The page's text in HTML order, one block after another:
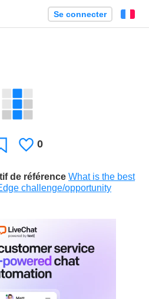
Se connecter
Favori J'aime
0
de référence What is the best
challenge/opportunity